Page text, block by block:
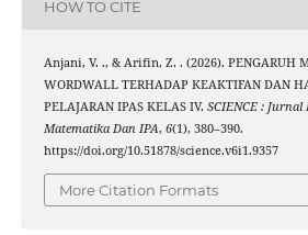
HOW TO CITE
Anjani, V. ., & Arifin, Z. . (2026). PENGARUH
WORDWALL TERHADAP KEAKTIFAN DAN
PELAJARAN IPAS KELAS IV. SCIENCE :
Matematika Dan IPA, 6(1), 380–390.
https://doi.org/10.51878/science.v6i1.9357
More Citation Formats